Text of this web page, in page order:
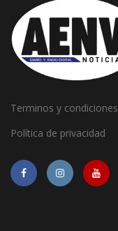
Terminos y condiciones
Política de privacidad